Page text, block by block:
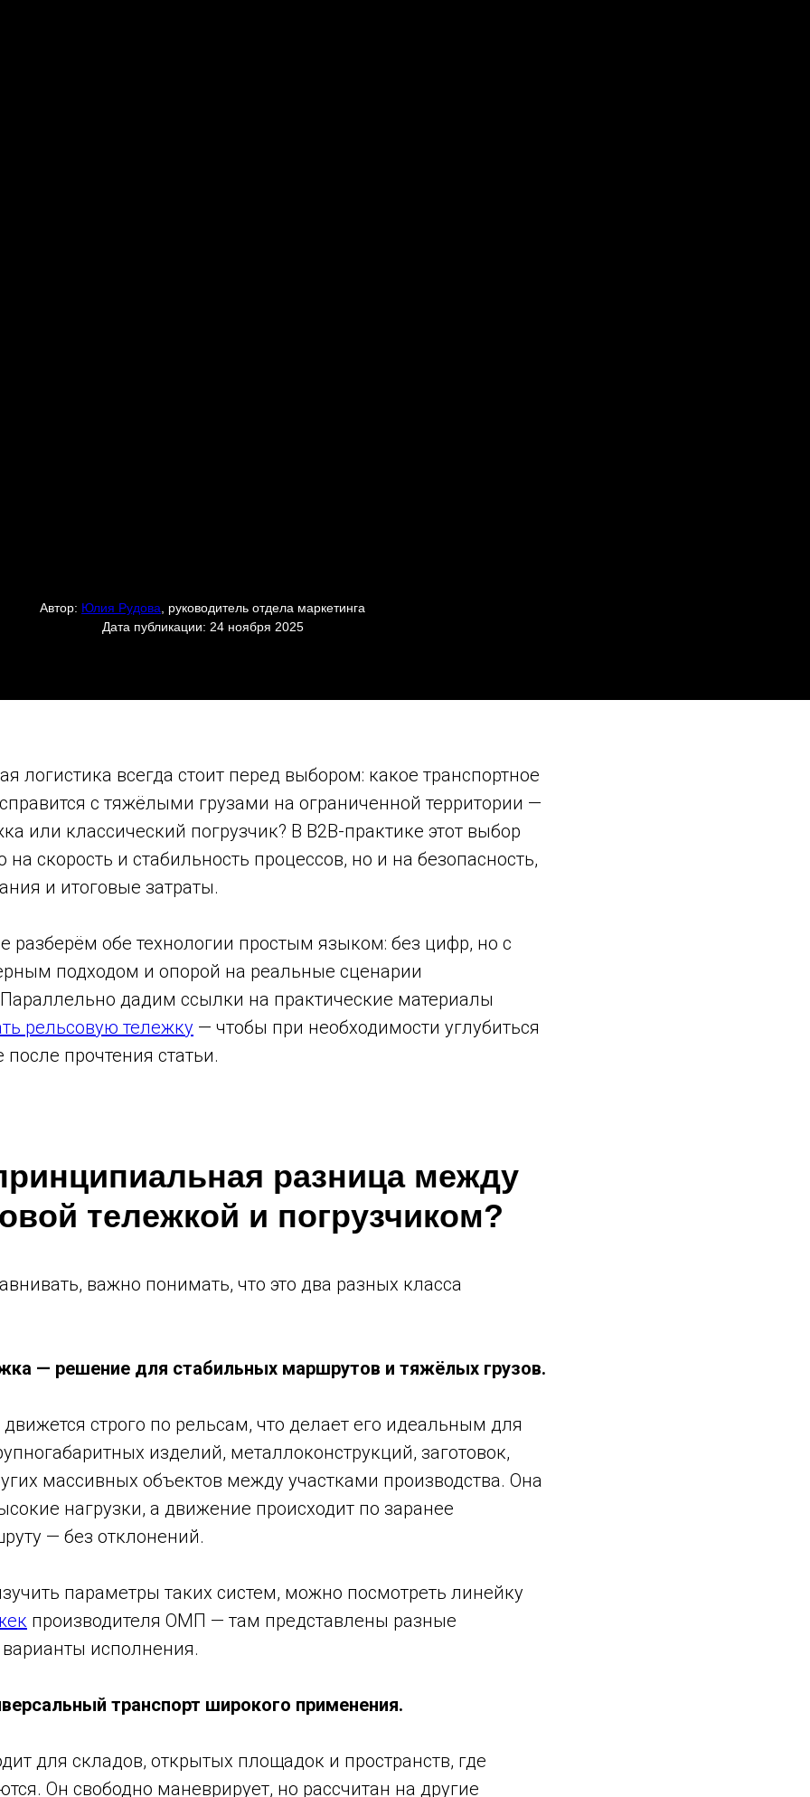
Автор: Юлия Рудова , руководитель отдела маркетинга
Дата публикации: 24 ноября 2025
логистика всегда стоит перед выбором: какое транспортное
с тяжёлыми грузами на ограниченной территории —
или классический погрузчик? В B2B-практике этот выбор
на скорость и стабильность процессов, но и на безопасность,
и итоговые затраты.
разберём обе технологии простым языком: без цифр, но с
подходом и опорой на реальные сценарии
дадим ссылки на практические материалы
рельсовую тележку — чтобы при необходимости углубиться
прочтения статьи.
разница между
тележкой и погрузчиком?
важно понимать, что это два разных класса
— решение для стабильных маршрутов и тяжёлых грузов.
движется строго по рельсам, что делает его идеальным для
изделий, металлоконструкций, заготовок,
массивных объектов между участками производства. Она
нагрузки, а движение происходит по заранее
— без отклонений.
параметры таких систем, можно посмотреть линейку
производителя ОМП — там представлены разные
исполнения.
транспорт широкого применения.
для складов, открытых площадок и пространств, где
Он свободно маневрирует, но рассчитан на другие